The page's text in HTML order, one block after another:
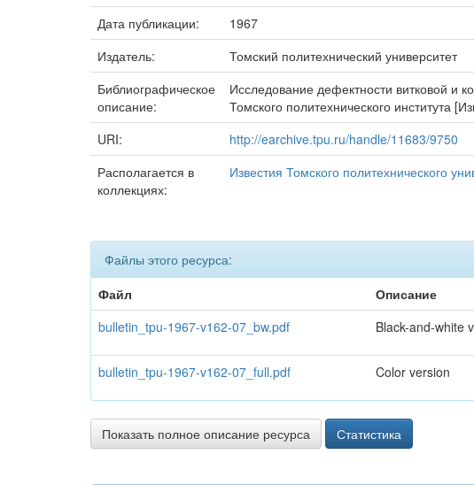
Дата публикации:
1967
Издатель:
Томский политехнический университет
Библиографическое
описание:
Исследование дефектности витковой и
Томского политехнического
URI:
http://earchive.tpu.ru/handle/11683/9750
Располагается в
коллекциях:
Известия Томского политехнического
Файлы этого ресурса:
Файл
Описание
bulletin_tpu-1967-v162-07_bw.pdf
Black-and-white
bulletin_tpu-1967-v162-07_full.pdf Color version
Показать полное описание ресурса Статистика